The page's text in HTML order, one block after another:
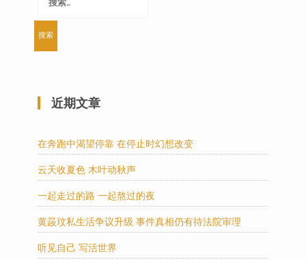
索：
近期文章
在奔跑中渴望停靠 在停止时幻想改变
云天收夏色 木叶动秋声
一起走过的路 一起熬过的夜
黄晸玟私生活争议升级 事件真相仍有待法院审理
听见自己 写活世界